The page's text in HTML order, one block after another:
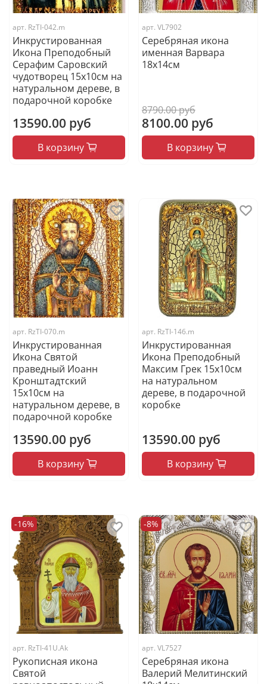
арт. RzTI-042.m
Инкрустированная
Икона Преподобный
Серафим Саровский
чудотворец 15х10см на
натуральном дереве, в
подарочной коробке
13590.00 руб
В корзину
арт. VL7902
Серебряная икона
именная Варвара
18x14см
8790.00 руб
8100.00 руб
В корзину
арт. RzTI-070.m
Инкрустированная
Икона Святой
праведный Иоанн
Кронштадтский
15х10см на
натуральном дереве, в
подарочной коробке
13590.00 руб
В корзину
арт. RzTI-146.m
Инкрустированная
Икона Преподобный
Максим Грек 15х10см
на натуральном
дереве, в подарочной
коробке
13590.00 руб
В корзину
-16%
арт. RzTI-41U.Ak
Рукописная икона
Святой
-8%
арт. VL7527
Серебряная икона
Валерий Мелитинский